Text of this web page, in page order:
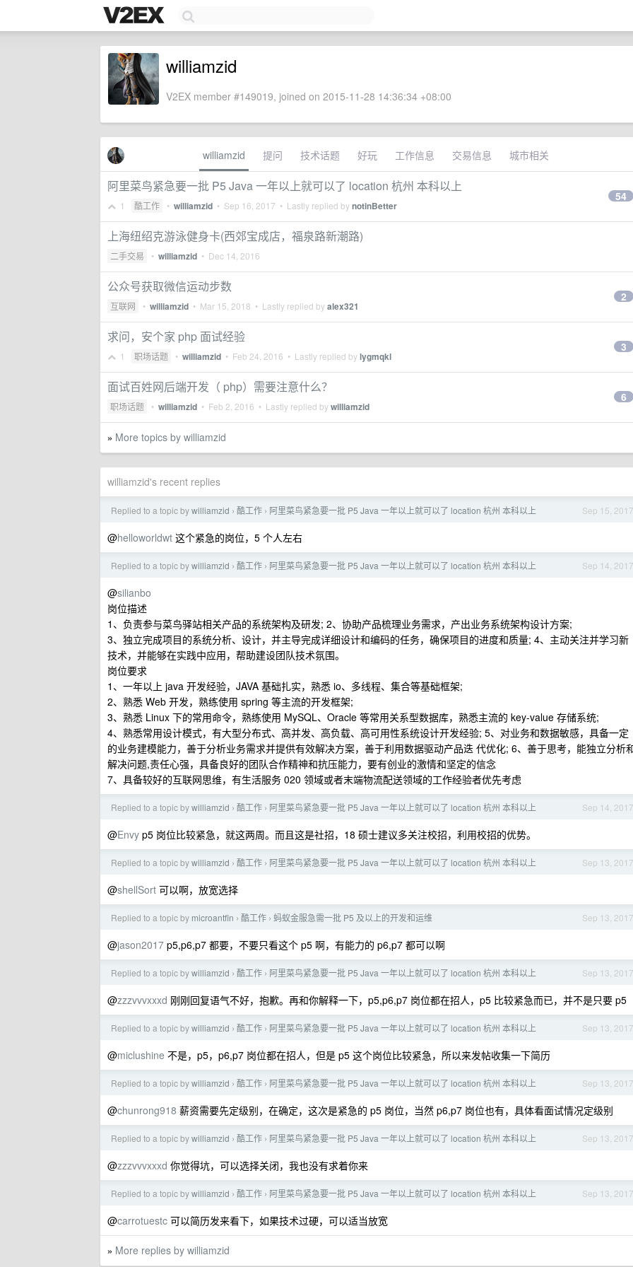
williamzid
V2EX member #149019, joined on 2015-11-28 14:36:34 +08:00
williamzid 提问 技术话题 好玩 工作信息 交易信息 城市相关
阿里菜鸟紧急要一批 P5 Java 一年以上就可以了 location 杭州 本科以上
1 酷工作 • williamzid • Sep 16, 2017 • Lastly replied bynotinBetter
54
上海纽绍克游泳健身卡(西郊宝成店，福泉路新潮路)
二手交易 • williamzid • Dec 14, 2016
公众号获取微信运动步数
互联网 • williamzid • Mar 15, 2018 • Lastly replied byalex321
2
求问，安个家 php 面试经验
1 职场话题 • williamzid • Feb 24, 2016 • Lastly replied bylygmqkl
3
面试百姓网后端开发（ php）需要注意什么？
职场话题 • williamzid • Feb 2, 2016 • Lastly replied bywilliamzid
6
» More topics by williamzid
williamzid's recent replies
Sep 15, 2017
Replied to a topic bywilliamzid › 酷工作 › 阿里菜鸟紧急要一批 P5 Java 一年以上就可以了 location 杭州 本科以上
@helloworldwt 这个紧急的岗位，5 个人左右
Sep 14, 2017
Replied to a topic bywilliamzid › 酷工作 › 阿里菜鸟紧急要一批 P5 Java 一年以上就可以了 location 杭州 本科以上
@silianbo
岗位描述
1、负责参与菜鸟驿站相关产品的系统架构及研发; 2、协助产品梳理业务需求，产出业务系统架构设计方案;
3、独立完成项目的系统分析、设计，并主导完成详细设计和编码的任务，确保项目的进度和质量; 4、主动关注并学习新
技术，并能够在实践中应用，帮助建设团队技术氛围。
岗位要求
1、一年以上 java 开发经验，JAVA 基础扎实，熟悉 io、多线程、集合等基础框架;
2、熟悉 Web 开发，熟练使用 spring 等主流的开发框架;
3、熟悉 Linux 下的常用命令，熟练使用 MySQL、Oracle 等常用关系型数据库，熟悉主流的 key-value 存储系统;
4、熟悉常用设计模式，有大型分布式、高并发、高负载、高可用性系统设计开发经验; 5、对业务和数据敏感，具备一定
的业务建模能力，善于分析业务需求并提供有效解决方案，善于利用数据驱动产品迭 代优化; 6、善于思考，能独立分析
解决问题,责任心强，具备良好的团队合作精神和抗压能力，要有创业的激情和坚定的信念
7、具备较好的互联网思维，有生活服务 020 领域或者末端物流配送领域的工作经验者优先考虑
Sep 14, 2017
Replied to a topic bywilliamzid › 酷工作 › 阿里菜鸟紧急要一批 P5 Java 一年以上就可以了 location 杭州 本科以上
@Envy p5 岗位比较紧急，就这两周。而且这是社招，18 硕士建议多关注校招，利用校招的优势。
Sep 13, 2017
Replied to a topic bywilliamzid › 酷工作 › 阿里菜鸟紧急要一批 P5 Java 一年以上就可以了 location 杭州 本科以上
@shellSort 可以啊，放宽选择
Sep 13, 2017
Replied to a topic by microantfin › 酷工作 › 蚂蚁金服急需一批 P5 及以上的开发和运维
@jason2017 p5,p6,p7 都要，不要只看这个 p5 啊，有能力的 p6,p7 都可以啊
Sep 13, 2017
Replied to a topic bywilliamzid › 酷工作 › 阿里菜鸟紧急要一批 P5 Java 一年以上就可以了 location 杭州 本科以上
@zzzvvvxxxd 刚刚回复语气不好，抱歉。再和你解释一下，p5,p6,p7 岗位都在招人，p5 比较紧急而已，并不是只要 p5
Sep 13, 2017
Replied to a topic bywilliamzid › 酷工作 › 阿里菜鸟紧急要一批 P5 Java 一年以上就可以了 location 杭州 本科以上
@miclushine 不是，p5，p6,p7 岗位都在招人，但是 p5 这个岗位比较紧急，所以来发帖收集一下简历
Sep 13, 2017
Replied to a topic bywilliamzid › 酷工作 › 阿里菜鸟紧急要一批 P5 Java 一年以上就可以了 location 杭州 本科以上
@chunrong918 薪资需要先定级别，在确定，这次是紧急的 p5 岗位，当然 p6,p7 岗位也有，具体看面试情况定级别
Sep 13, 2017
Replied to a topic bywilliamzid › 酷工作 › 阿里菜鸟紧急要一批 P5 Java 一年以上就可以了 location 杭州 本科以上
@zzzvvvxxxd 你觉得坑，可以选择关闭，我也没有求着你来
Sep 13, 2017
Replied to a topic bywilliamzid › 酷工作 › 阿里菜鸟紧急要一批 P5 Java 一年以上就可以了 location 杭州 本科以上
@carrotuestc 可以简历发来看下，如果技术过硬，可以适当放宽
» More replies by williamzid